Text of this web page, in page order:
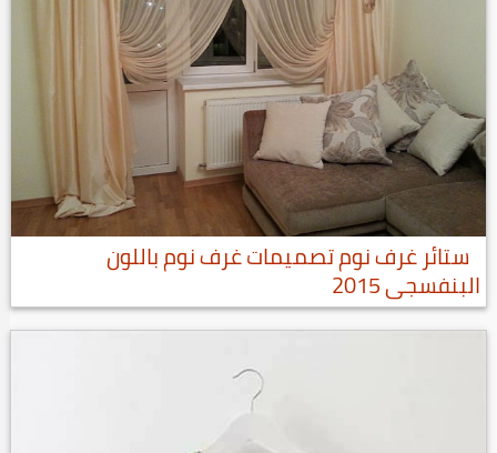
ستائر غرف نوم تصميمات غرف نوم باللون
البنفسجى 2015